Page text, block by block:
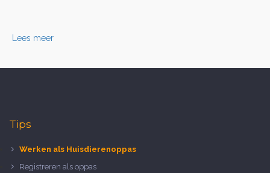
Lees meer
Tips
Werken als Huisdierenoppas
Registreren als oppas